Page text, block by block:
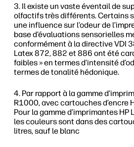
Il existe un vaste éventail de
olfactifs très différents. Certains
une influence sur l’odeur de
base d’évaluations sensorielles
conformément à la directive VDI
Latex 872, 882 et 886 ont été
faibles » en termes d’intensité
termes de tonalité hédonique.
Par rapport à la gamme
R1000, avec cartouches d’encre
Pour la gamme d’imprimantes
les couleurs sont dans des
litres, sauf le blanc